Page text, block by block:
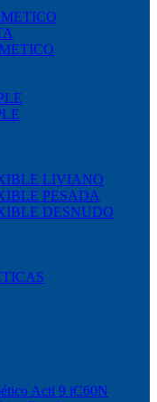
LIVIANO
PESADA
DESNUDO
Acti 9 iC60N